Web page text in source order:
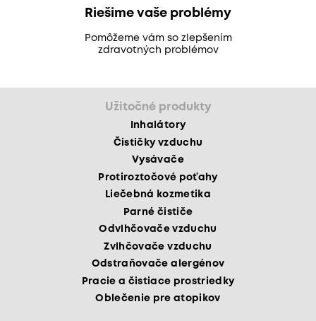
Riešime vaše problémy
Pomôžeme vám so zlepšením
zdravotných problémov
Užitočné produkty
Inhalátory
Čističky vzduchu
Vysávače
Protiroztočové poťahy
Liečebná kozmetika
Parné čističe
Odvlhčovače vzduchu
Zvlhčovače vzduchu
Odstraňovače alergénov
Pracie a čistiace prostriedky
Oblečenie pre atopikov